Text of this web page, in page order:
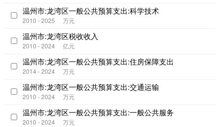
温州市:龙湾区一般公共预算支出:科学技术
2010 - 2025 万元
温州市:龙湾区税收收入
2010 - 2024 亿元
温州市:龙湾区一般公共预算支出:住房保障支出
2014 - 2024 万元
温州市:龙湾区一般公共预算支出:交通运输
2010 - 2024 万元
温州市:龙湾区一般公共预算支出:一般公共服务
2010 - 2024 万元